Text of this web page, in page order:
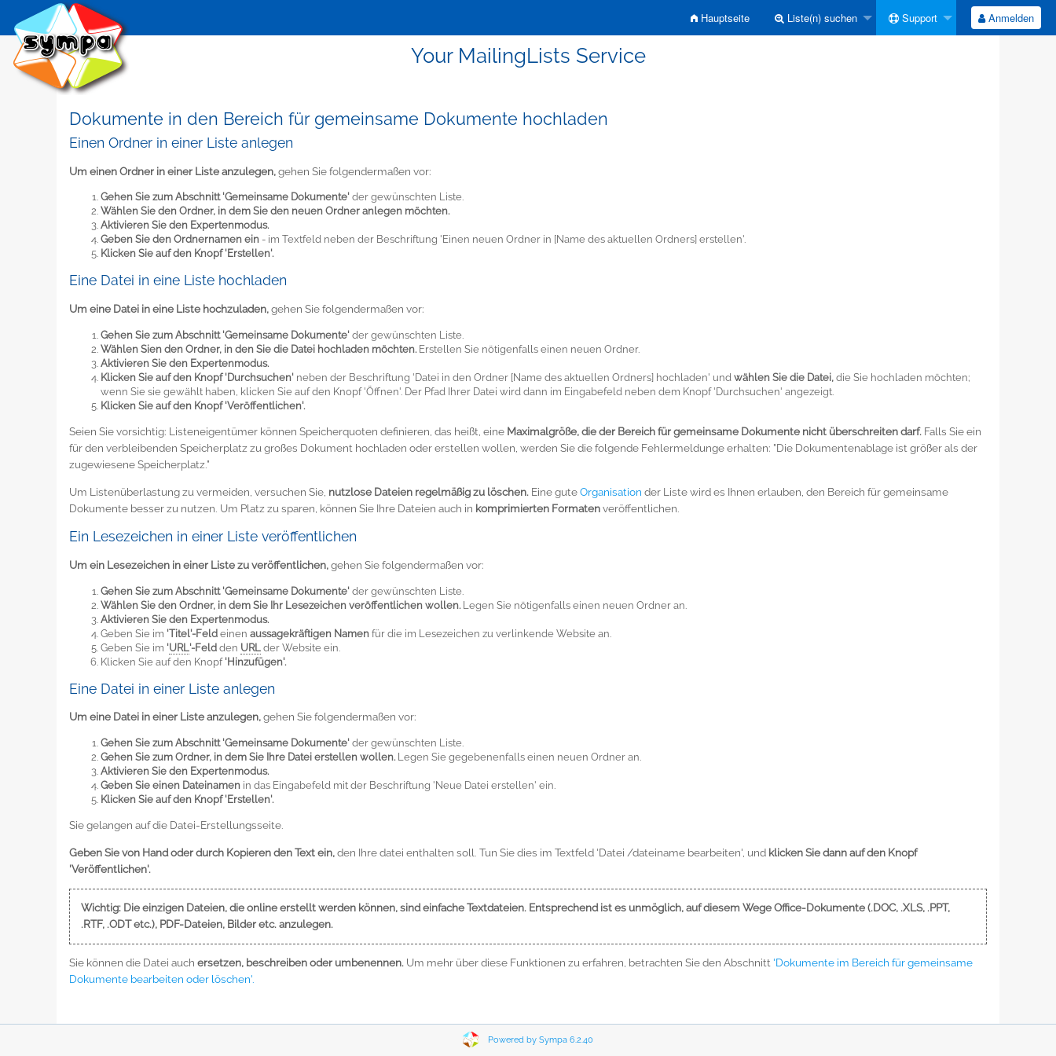
Hauptseite Liste(n) suchen Support Anmelden
Your MailingLists Service
Dokumente in den Bereich für gemeinsame Dokumente hochladen
Einen Ordner in einer Liste anlegen
Um einen Ordner in einer Liste anzulegen,gehen Sie folgendermaßen vor:
Gehen Sie zum Abschnitt 'Gemeinsame Dokumente' der gewünschten Liste.
Wählen Sie den Ordner, in dem Sie den neuen Ordner anlegen möchten.
Aktivieren Sie den Expertenmodus.
Geben Sie den Ordnernamen ein - im Textfeld neben der Beschriftung 'Einen neuen Ordner in [Name des aktuellen Ordners] erstellen'.
Klicken Sie auf den Knopf 'Erstellen'.
Eine Datei in eine Liste hochladen
Um eine Datei in eine Liste hochzuladen,gehen Sie folgendermaßen vor:
Gehen Sie zum Abschnitt 'Gemeinsame Dokumente' der gewünschten Liste.
Wählen Sien den Ordner, in den Sie die Datei hochladen möchten. Erstellen Sie nötigenfalls einen neuen Ordner.
Aktivieren Sie den Expertenmodus.
Klicken Sie auf den Knopf 'Durchsuchen' neben der Beschriftung 'Datei in den Ordner [Name des aktuellen Ordners] hochladen' und wählen Sie die Datei, die Sie hochladen möchten;
wenn Sie sie gewählt haben, klicken Sie auf den Knopf 'Öffnen'. Der Pfad Ihrer Datei wird dann im Eingabefeld neben dem Knopf 'Durchsuchen' angezeigt.
Klicken Sie auf den Knopf 'Veröffentlichen'.
Seien Sie vorsichtig: Listeneigentümer können Speicherquoten definieren, das heißt, eine Maximalgröße, die der Bereich für gemeinsame Dokumente nicht überschreiten darf. Falls Sie ein
für den verbleibenden Speicherplatz zu großes Dokument hochladen oder erstellen wollen, werden Sie die folgende Fehlermeldunge erhalten: "Die Dokumentenablage ist größer als der
zugewiesene Speicherplatz."
Um Listenüberlastung zu vermeiden, versuchen Sie, nutzlose Dateien regelmäßig zu löschen. Eine guteOrganisation der Liste wird es Ihnen erlauben, den Bereich für gemeinsame
Dokumente besser zu nutzen. Um Platz zu sparen, können Sie Ihre Dateien auch in komprimierten Formatenveröffentlichen.
Ein Lesezeichen in einer Liste veröffentlichen
Um ein Lesezeichen in einer Liste zu veröffentlichen,gehen Sie folgendermaßen vor:
Gehen Sie zum Abschnitt 'Gemeinsame Dokumente' der gewünschten Liste.
Wählen Sie den Ordner, in dem Sie Ihr Lesezeichen veröffentlichen wollen. Legen Sie nötigenfalls einen neuen Ordner an.
Aktivieren Sie den Expertenmodus.
Geben Sie im 'Titel'-Feld einen aussagekräftigen Namen für die im Lesezeichen zu verlinkende Website an.
Geben Sie im 'URL'-Feld den URL der Website ein.
Klicken Sie auf den Knopf 'Hinzufügen'.
Eine Datei in einer Liste anlegen
Um eine Datei in einer Liste anzulegen,gehen Sie folgendermaßen vor:
Gehen Sie zum Abschnitt 'Gemeinsame Dokumente' der gewünschten Liste.
Gehen Sie zum Ordner, in dem Sie Ihre Datei erstellen wollen. Legen Sie gegebenenfalls einen neuen Ordner an.
Aktivieren Sie den Expertenmodus.
Geben Sie einen Dateinamen in das Eingabefeld mit der Beschriftung 'Neue Datei erstellen' ein.
Klicken Sie auf den Knopf 'Erstellen'.
Sie gelangen auf die Datei-Erstellungsseite.
Geben Sie von Hand oder durch Kopieren den Text ein,den Ihre datei enthalten soll. Tun Sie dies im Textfeld 'Datei /dateiname bearbeiten', und klicken Sie dann auf den Knopf
'Veröffentlichen'.
Wichtig: Die einzigen Dateien, die online erstellt werden können, sind einfache Textdateien. Entsprechend ist es unmöglich, auf diesem Wege Office-Dokumente (.DOC, .XLS, .PPT,
.RTF, .ODT etc.), PDF-Dateien, Bilder etc. anzulegen.
Sie können die Datei auch ersetzen, beschreiben oder umbenennen. Um mehr über diese Funktionen zu erfahren, betrachten Sie den Abschnitt 'Dokumente im Bereich für gemeinsame
Dokumente bearbeiten oder löschen'.
Powered by Sympa 6.2.40